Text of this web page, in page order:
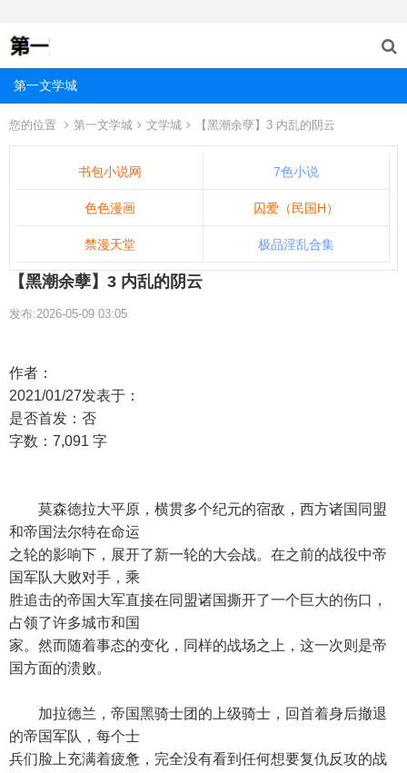
第一文学城
您的位置 第一文学城 文学城 【黑潮余孽】3 内乱的阴云
书包小说网 7色小说
色色漫画 囚爱（民国H）
禁漫天堂 极品淫乱合集
【黑潮余孽】3 内乱的阴云
发布:2026-05-09 03:05
作者：
2021/01/27发表于：
是否首发：否
字数：7,091 字
莫森德拉大平原，横贯多个纪元的宿敌，西方诸国同盟
和帝国法尔特在命运
之轮的影响下，展开了新一轮的大会战。在之前的战役中帝
国军队大败对手，乘
胜追击的帝国大军直接在同盟诸国撕开了一个巨大的伤口，
占领了许多城市和国
家。然而随着事态的变化，同样的战场之上，这一次则是帝
国方面的溃败。
加拉德兰，帝国黑骑士团的上级骑士，回首着身后撤退
的帝国军队，每个士
兵们脸上充满着疲惫，完全没有看到任何想要复仇反攻的战